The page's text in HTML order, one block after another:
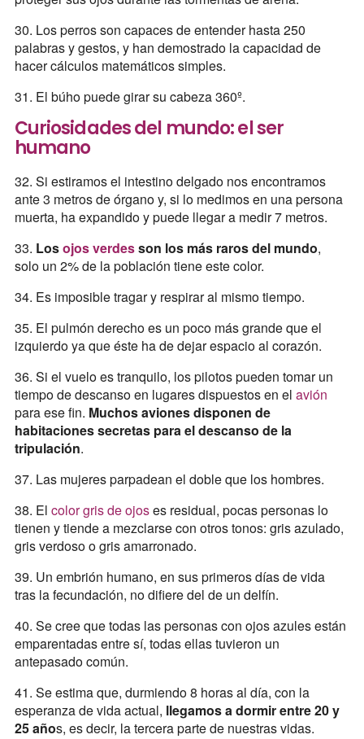
30. Los perros son capaces de entender hasta 250
palabras y gestos, y han demostrado la capacidad de
hacer cálculos matemáticos simples.
31. El búho puede girar su cabeza 360º.
Curiosidades del mundo: el ser
humano
32. Si estiramos el intestino delgado nos encontramos
ante 3 metros de órgano y, si lo medimos en una persona
muerta, ha expandido y puede llegar a medir 7 metros.
33. Losojos verdesson los más raros del mundo,
solo un 2% de la población tiene este color.
34. Es imposible tragar y respirar al mismo tiempo.
35. El pulmón derecho es un poco más grande que el
izquierdo ya que éste ha de dejar espacio al corazón.
36. Si el vuelo es tranquilo, los pilotos pueden tomar un
tiempo de descanso en lugares dispuestos en el avión
para ese fin. Muchos aviones disponen de
habitaciones secretas para el descanso de la
tripulación.
37. Las mujeres parpadean el doble que los hombres.
38. El color gris de ojoses residual, pocas personas lo
tienen y tiende a mezclarse con otros tonos: gris azulado,
gris verdoso o gris amarronado.
39. Un embrión humano, en sus primeros días de vida
tras la fecundación, no difiere del de un delfín.
40. Se cree que todas las personas con ojos azules están
emparentadas entre sí, todas ellas tuvieron un
antepasado común.
41. Se estima que, durmiendo 8 horas al día, con la
esperanza de vida actual, llegamos a dormir entre 20 y
25 años, es decir, la tercera parte de nuestras vidas.